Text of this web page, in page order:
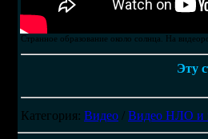
Странное образование около солнца. На
Эту
Категория: Видео / Видео НЛО и